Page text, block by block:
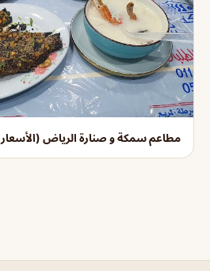
مطاعم سمكة و صنارة الرياض